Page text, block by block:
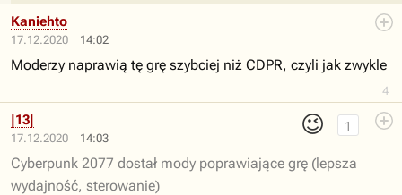
17.12.2020 14:02
4
Kaniehto
Moderzy naprawią tę grę szybciej niż CDPR, czyli jak zwykle
17.12.2020 14:03
😉 1
|13|
Cyberpunk 2077 dostał mody poprawiające grę (lepsza
wydajność, sterowanie)